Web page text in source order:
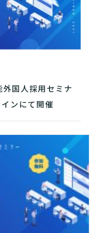
国人採用セミナ
ンにて開催